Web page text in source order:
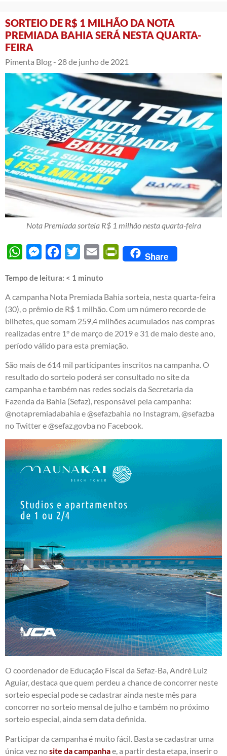
SORTEIO DE R$ 1 MILHÃO DA NOTA
PREMIADA BAHIA SERÁ NESTA QUARTA-
FEIRA
Pimenta Blog - 28 de junho de 2021
Nota Premiada sorteia R$ 1 milhão nesta quarta-feira
WhatsAppMessengerFacebook
Twitter Email PrintFriendly
Share
Tempo de leitura: < 1 minuto
A campanha Nota Premiada Bahia sorteia, nesta quarta-feira
(30), o prêmio de R$ 1 milhão. Com um número recorde de
bilhetes, que somam 259,4 milhões acumulados nas compras
realizadas entre 1° de março de 2019 e 31 de maio deste ano,
período válido para esta premiação.
São mais de 614 mil participantes inscritos na campanha. O
resultado do sorteio poderá ser consultado no site da
campanha e também nas redes sociais da Secretaria da
Fazenda da Bahia (Sefaz), responsável pela campanha:
@notapremiadabahia e @sefazbahia no Instagram, @sefazba
no Twitter e @sefaz.govba no Facebook.
O coordenador de Educação Fiscal da Sefaz-Ba, André Luiz
Aguiar, destaca que quem perdeu a chance de concorrer neste
sorteio especial pode se cadastrar ainda neste mês para
concorrer no sorteio mensal de julho e também no próximo
sorteio especial, ainda sem data definida.
Participar da campanha é muito fácil. Basta se cadastrar uma
única vez nosite da campanhae, a partir desta etapa, inserir o